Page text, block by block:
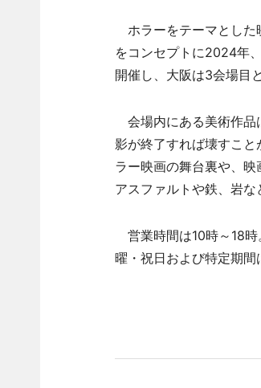
ホラーをテーマとした
をコンセプトに2024年
開催し、大阪は3会場目と
会場内にある美術作品
影が終了すれば壊すこ
ラー映画の舞台裏や、
アスファルトや鉄、岩な
営業時間は10時～18
曜・祝日および特定期間